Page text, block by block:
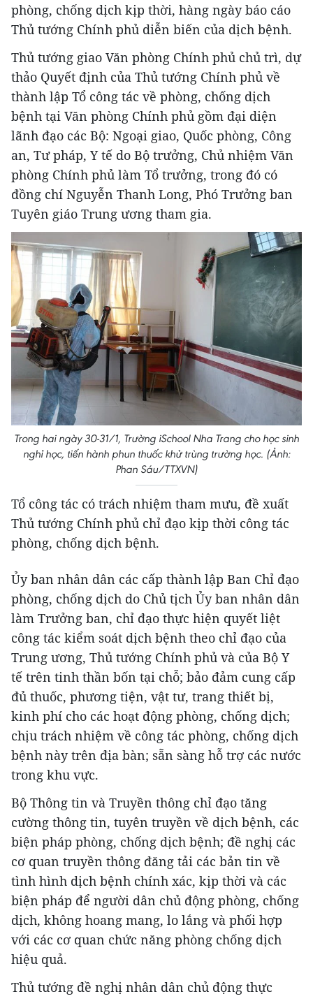
phòng, chống dịch kịp thời, hàng ngày báo cáo
Thủ tướng Chính phủ diễn biến của dịch bệnh.
Thủ tướng giao Văn phòng Chính phủ chủ trì, dự
thảo Quyết định của Thủ tướng Chính phủ về
thành lập Tổ công tác về phòng, chống dịch
bệnh tại Văn phòng Chính phủ gồm đại diện
lãnh đạo các Bộ: Ngoại giao, Quốc phòng, Công
an, Tư pháp, Y tế do Bộ trưởng, Chủ nhiệm Văn
phòng Chính phủ làm Tổ trưởng, trong đó có
đồng chí Nguyễn Thanh Long, Phó Trưởng ban
Tuyên giáo Trung ương tham gia.
Trong hai ngày 30-31/1, Trường iSchool Nha Trang cho học sinh
nghỉ học, tiến hành phun thuốc khử trùng trường học. (Ảnh:
Phan Sáu/TTXVN)
Tổ công tác có trách nhiệm tham mưu, đề xuất
Thủ tướng Chính phủ chỉ đạo kịp thời công tác
phòng, chống dịch bệnh.
Ủy ban nhân dân các cấp thành lập Ban Chỉ đạo
phòng, chống dịch do Chủ tịch Ủy ban nhân dân
làm Trưởng ban, chỉ đạo thực hiện quyết liệt
công tác kiểm soát dịch bệnh theo chỉ đạo của
Trung ương, Thủ tướng Chính phủ và của Bộ Y
tế trên tinh thần bốn tại chỗ; bảo đảm cung cấp
đủ thuốc, phương tiện, vật tư, trang thiết bị,
kinh phí cho các hoạt động phòng, chống dịch;
chịu trách nhiệm về công tác phòng, chống dịch
bệnh này trên địa bàn; sẵn sàng hỗ trợ các nước
trong khu vực.
Bộ Thông tin và Truyền thông chỉ đạo tăng
cường thông tin, tuyên truyền về dịch bệnh, các
biện pháp phòng, chống dịch bệnh; đề nghị các
cơ quan truyền thông đăng tải các bản tin về
tình hình dịch bệnh chính xác, kịp thời và các
biện pháp để người dân chủ động phòng, chống
dịch, không hoang mang, lo lắng và phối hợp
với các cơ quan chức năng phòng chống dịch
hiệu quả.
Thủ tướng đề nghị nhân dân chủ động thực